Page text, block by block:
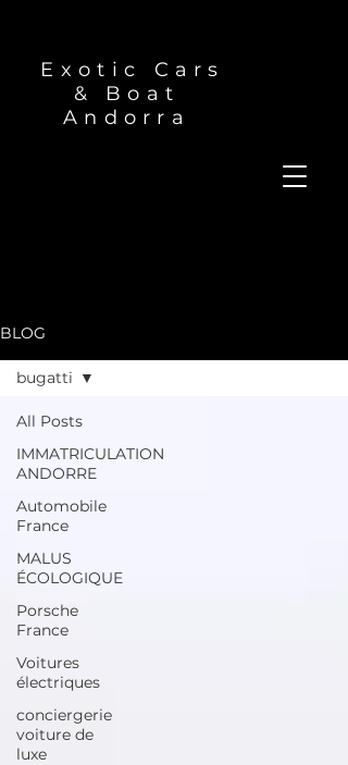
Exotic Cars
& Boat
Andorra
BLOG
All Posts
IMMATRICULATION
ANDORRE
Automobile
France
MALUS
ÉCOLOGIQUE
Porsche
France
Voitures
électriques
conciergerie
voiture de
luxe
bugatti